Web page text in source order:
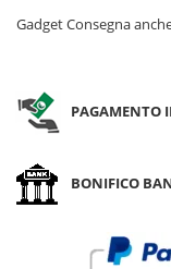
Gadget Consegna
PAGAMENTO
BONIFICO